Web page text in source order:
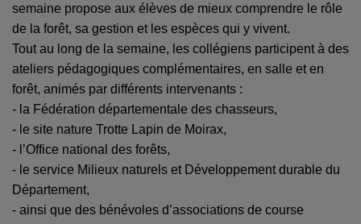
semaine propose aux élèves de mieux comprendre le rôle
de la forêt, sa gestion et les espèces qui y vivent.
Tout au long de la semaine, les collégiens participent à des
ateliers pédagogiques complémentaires, en salle et en
forêt, animés par différents intervenants :
- la Fédération départementale des chasseurs,
- le site nature Trotte Lapin de Moirax,
- l’Office national des forêts,
- le service Milieux naturels et Développement durable du
Département,
- ainsi que des bénévoles d’associations de course